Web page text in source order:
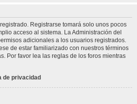
Registrarse tomará solo unos pocos
acceso al sistema. La Administración del
adicionales a los usuarios registrados.
de estar familiarizado con nuestros términos
Por favor lea las reglas de los foros mientras
de privacidad